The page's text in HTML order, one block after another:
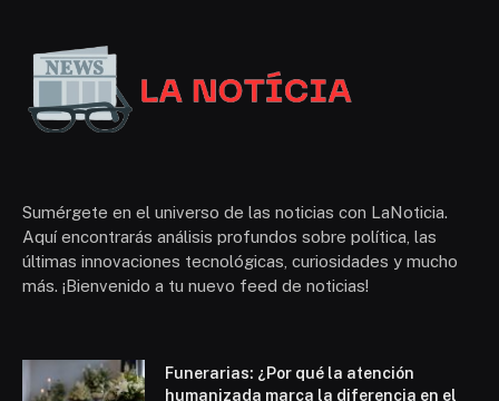
Sumérgete en el universo de las noticias con LaNoticia.
Aquí encontrarás análisis profundos sobre política, las
últimas innovaciones tecnológicas, curiosidades y mucho
más. ¡Bienvenido a tu nuevo feed de noticias!
Funerarias: ¿Por qué la atención
humanizada marca la diferencia en el